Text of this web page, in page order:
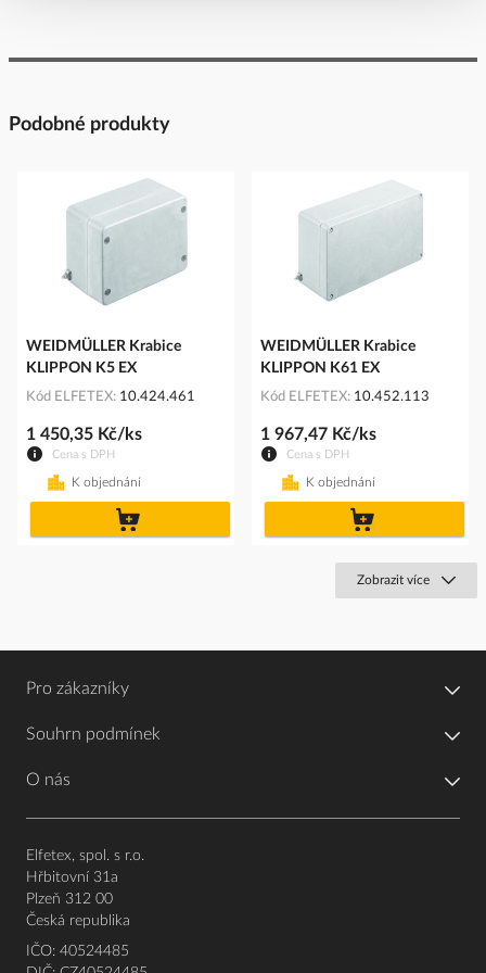
Podobné produkty
WEIDMÜLLER Krabice
KLIPPON K5 EX
Kód ELFETEX 10.424.461
Cena s DPH
1 450,35 Kč/ks
K objednání
WEIDMÜLLER Krabice
KLIPPON K61 EX
Kód ELFETEX 10.452.113
Cena s DPH
1 967,47 Kč/ks
K objednání
Zobrazit více
Pro zákazníky
Souhrn podmínek
O nás
Elfetex, spol. s r.o.
Hřbitovní 31a
Plzeň 312 00
Česká republika
IČO: 40524485